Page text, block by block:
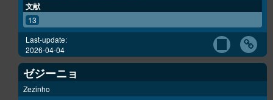
文献
13
Last-update:
2026-04-04
ゼジーニョ
Zezinho